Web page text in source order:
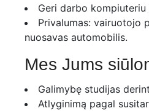
Geri darbo kompiuteriu
Privalumas: vairuotojo
nuosavas automobilis.
Mes Jums
Galimybę studijas
Atlyginimą pagal